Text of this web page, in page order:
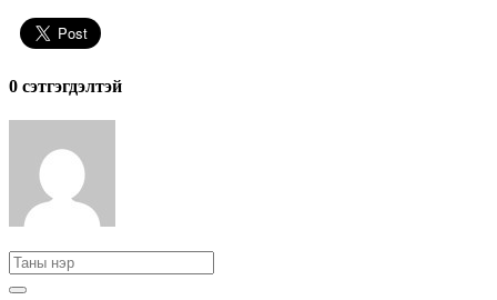
0 cэтгэгдэлтэй